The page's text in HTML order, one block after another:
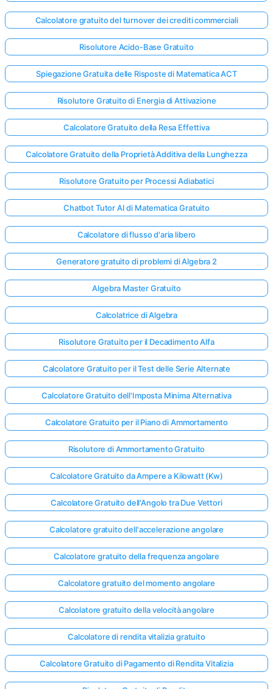
Calcolatore gratuito del turnover dei crediti commerciali
Risolutore Acido-Base Gratuito
Spiegazione Gratuita delle Risposte di Matematica ACT
Risolutore Gratuito di Energia di Attivazione
Calcolatore Gratuito della Resa Effettiva
Calcolatore Gratuito della Proprietà Additiva della Lunghezza
Risolutore Gratuito per Processi Adiabatici
Chatbot Tutor AI di Matematica Gratuito
Calcolatore di flusso d'aria libero
Generatore gratuito di problemi di Algebra 2
Algebra Master Gratuito
Calcolatrice di Algebra
Risolutore Gratuito per il Decadimento Alfa
Calcolatore Gratuito per il Test delle Serie Alternate
Calcolatore Gratuito dell'Imposta Minima Alternativa
Calcolatore Gratuito per il Piano di Ammortamento
Risolutore di Ammortamento Gratuito
Calcolatore Gratuito da Ampere a Kilowatt (Kw)
Calcolatore Gratuito dell'Angolo tra Due Vettori
Calcolatore gratuito dell'accelerazione angolare
Calcolatore gratuito della frequenza angolare
Calcolatore gratuito del momento angolare
Calcolatore gratuito della velocità angolare
Calcolatore di rendita vitalizia gratuito
Calcolatore Gratuito di Pagamento di Rendita Vitalizia